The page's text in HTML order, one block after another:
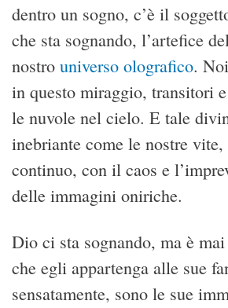
dentro un sogno, c’è il
che sta sognando, l’artefice del
nostro universo olografico.
in questo miraggio, transitori
le nuvole nel cielo. E tale
inebriante come le nostre
continuo, con il caos e
delle immagini oniriche.
Dio ci sta sognando, ma è
che egli appartenga alle sue
sensatamente, sono le sue